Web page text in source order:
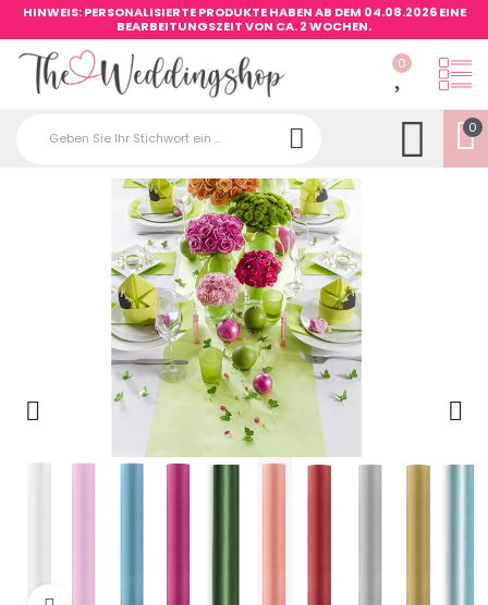
HINWEIS: PERSONALISIERTE PRODUKTE HABEN AB DEM 04.08.2026 EINE
BEARBEITUNGSZEIT VON CA. 2 WOCHEN.
0
0